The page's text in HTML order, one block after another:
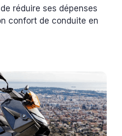
réduire ses dépenses
confort de conduite en